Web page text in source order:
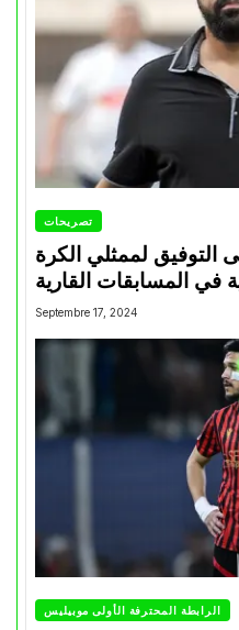
تصريحات
لممثلي الكرة
Septembre 17, 2024
الرابطة المحترفة الأولى موبيليس